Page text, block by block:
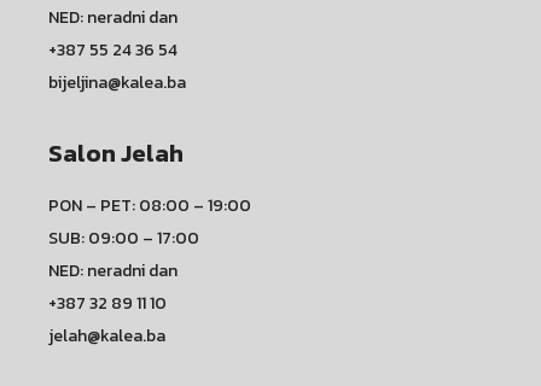
NED: neradni dan
+387 55 24 36 54
bijeljina@kalea.ba
Salon Jelah
PON – PET: 08:00 – 19:00
SUB: 09:00 – 17:00
NED: neradni dan
+387 32 89 11 10
jelah@kalea.ba